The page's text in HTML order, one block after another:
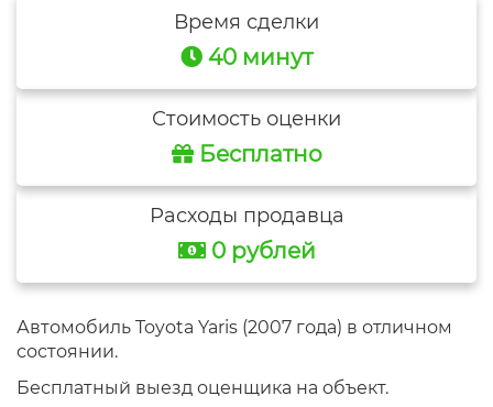
Время сделки
40 минут
Стоимость оценки
Бесплатно
Расходы продавца
0 рублей
Автомобиль Toyota Yaris (2007 года) в отличном
состоянии.
Бесплатный выезд оценщика на объект.